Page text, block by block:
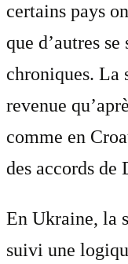
certains pays
que d’autres
chroniques. La
revenue
comme en
des accords de
En Ukraine, la
suivi une